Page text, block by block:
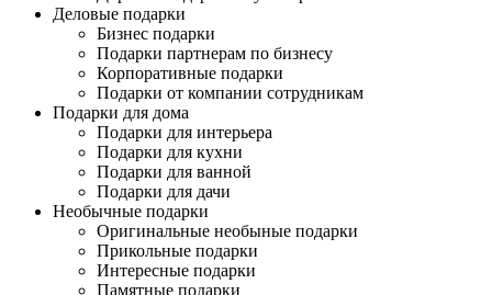
Деловые подарки
Бизнес подарки
Подарки партнерам по бизнесу
Корпоративные подарки
Подарки от компании сотрудникам
Подарки для дома
Подарки для интерьера
Подарки для кухни
Подарки для ванной
Подарки для дачи
Необычные подарки
Оригинальные необыные подарки
Прикольные подарки
Интересные подарки
Памятные подарки